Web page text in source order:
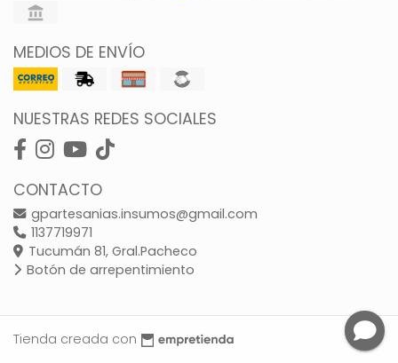
MEDIOS DE ENVÍO
NUESTRAS REDES SOCIALES
CONTACTO
gpartesanias.insumos@gmail.com
1137719971
Tucumán 81, Gral.Pacheco
Botón de arrepentimiento
Tienda creada con